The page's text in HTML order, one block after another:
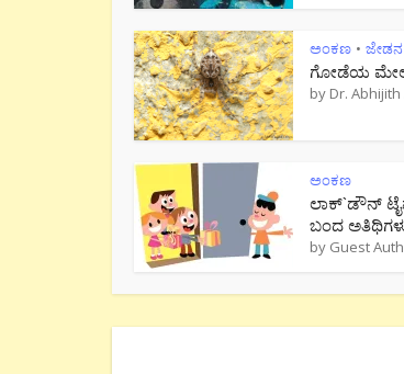
ಅಂಕಣ • ಜೇಡನ
ಗೋಡೆಯ
by Dr. Abhijith
ಅಂಕಣ
ಲಾಕ್`ಡೌನ್
ಬಂದ
by Guest